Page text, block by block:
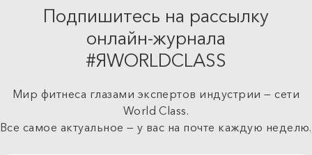
Подпишитесь на рассылку
онлайн-журнала
#ЯWORLDCLASS
Мир фитнеса глазами экспертов индустрии — сети
World Class.
Все самое актуальное — у вас на почте каждую неделю.